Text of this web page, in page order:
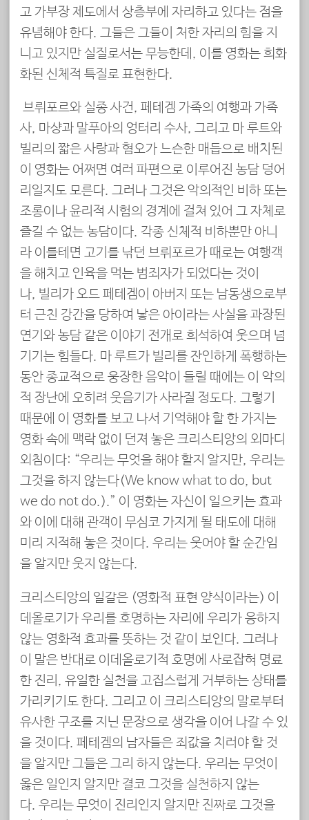
고 가부장 제도에서 상층부에 자리하고 있다는 점을
유념해야 한다. 그들은 그들이 처한 자리의 힘을 지
니고 있지만 실질로서는 무능한데, 이를 영화는 희화
화된 신체적 특질로 표현한다.
브뤼포르와 실종 사건, 페테겜 가족의 여행과 가족
사, 마샹과 말푸아의 엉터리 수사, 그리고 마 루트와
빌리의 짧은 사랑과 혐오가 느슨한 매듭으로 배치된
이 영화는 어쩌면 여러 파편으로 이루어진 농담 덩어
리일지도 모른다. 그러나 그것은 악의적인 비하 또는
조롱이나 윤리적 시험의 경계에 걸쳐 있어 그 자체로
즐길 수 없는 농담이다. 각종 신체적 비하뿐만 아니
라 이를테면 고기를 낚던 브뤼포르가 때로는 여행객
을 해치고 인육을 먹는 범죄자가 되었다는 것이
나, 빌리가 오드 페테겜이 아버지 또는 남동생으로부
터 근친 강간을 당하여 낳은 아이라는 사실을 과장된
연기와 농담 같은 이야기 전개로 희석하여 웃으며 넘
기기는 힘들다. 마 루트가 빌리를 잔인하게 폭행하는
동안 종교적으로 웅장한 음악이 들릴 때에는 이 악의
적 장난에 오히려 웃음기가 사라질 정도다. 그렇기
때문에 이 영화를 보고 나서 기억해야 할 한 가지는
영화 속에 맥락 없이 던져 놓은 크리스티앙의 외마디
외침이다: “우리는 무엇을 해야 할지 알지만, 우리는
그것을 하지 않는다(We know what to do, but
we do not do.).” 이 영화는 자신이 일으키는 효과
와 이에 대해 관객이 무심코 가지게 될 태도에 대해
미리 지적해 놓은 것이다. 우리는 웃어야 할 순간임
을 알지만 웃지 않는다.
크리스티앙의 일갈은 (영화적 표현 양식이라는) 이
데올로기가 우리를 호명하는 자리에 우리가 응하지
않는 영화적 효과를 뜻하는 것 같이 보인다. 그러나
이 말은 반대로 이데올로기적 호명에 사로잡혀 명료
한 진리, 유일한 실천을 고집스럽게 거부하는 상태를
가리키기도 한다. 그리고 이 크리스티앙의 말로부터
유사한 구조를 지닌 문장으로 생각을 이어 나갈 수 있
을 것이다. 페테겜의 남자들은 죄값을 치러야 할 것
을 알지만 그들은 그리 하지 않는다. 우리는 무엇이
옳은 일인지 알지만 결코 그것을 실천하지 않는
다. 우리는 무엇이 진리인지 알지만 진짜로 그것을